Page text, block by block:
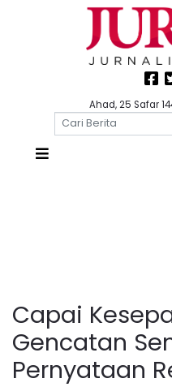
Ahad, 25 Safar
Capai
Gencatan
Pernyataan